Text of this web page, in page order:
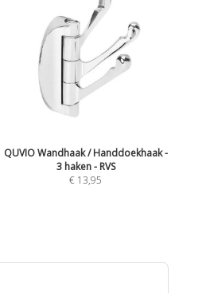
QUVIO Wandhaak / Handdoekhaak -
3 haken - RVS
€ 13,95